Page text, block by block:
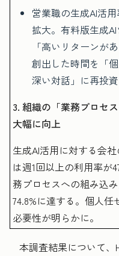
営業職の生成AI活用
拡大。有料版生成
「高いリターンが
創出した時間を「
深い対話」に再投
3. 組織の「業務プロセ
大幅に向上
生成AI活用に対する会
は週1回以上の利用率が
務プロセスへの組み込
74.8%に達する。個人
必要性が明らかに。
本調査結果について、